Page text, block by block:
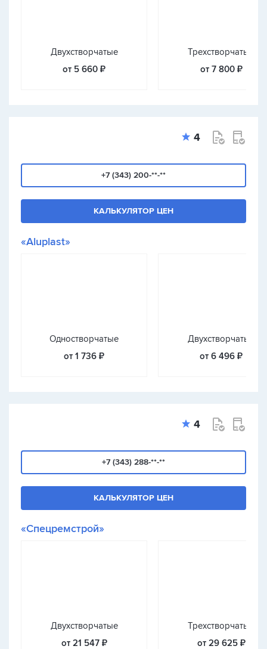
Двухстворчатые
от 5 660 ₽
Трехстворчатые
от 7 800 ₽
4
+7 (343) 200-**-**
КАЛЬКУЛЯТОР ЦЕН
«Aluplast»
Одностворчатые
от 1 736 ₽
Двухстворчатые
от 6 496 ₽
4
+7 (343) 288-**-**
КАЛЬКУЛЯТОР ЦЕН
«Спецремстрой»
Двухстворчатые
от 21 547 ₽
Трехстворчатые
от 29 625 ₽